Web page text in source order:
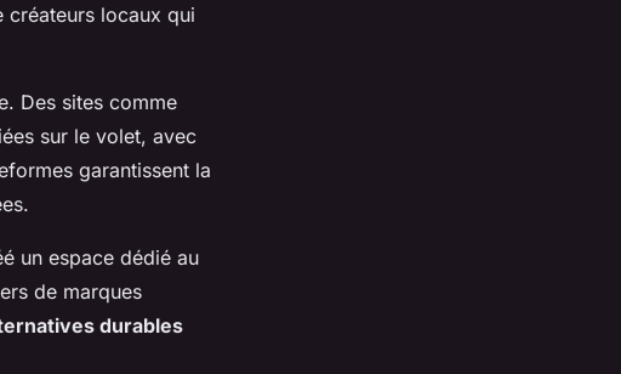
créateurs locaux qui
Des sites comme
sur le volet, avec
garantissent la
un espace dédié au
de marques
durables